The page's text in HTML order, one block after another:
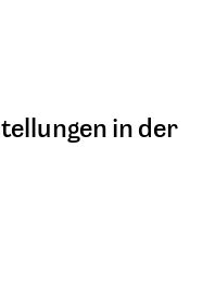
in der